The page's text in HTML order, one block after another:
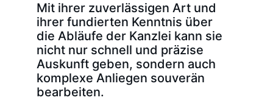
Mit ihrer zuverlässigen Art und
ihrer fundierten Kenntnis über
die Abläufe der Kanzlei kann sie
nicht nur schnell und präzise
Auskunft geben, sondern auch
komplexe Anliegen souverän
bearbeiten.